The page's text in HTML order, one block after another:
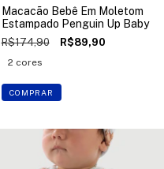
Macacão Bebê Em Moletom
Estampado Penguin Up Baby
R$174,90 R$89,90
2 cores
COMPRAR